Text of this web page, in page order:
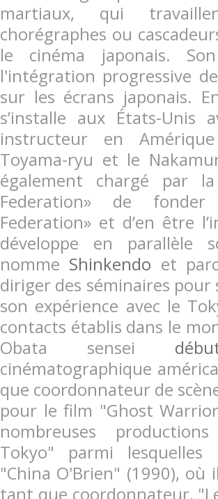
martiaux, qui
chorégraphes ou
le cinéma japonais.
l'intégration progressive
sur les écrans japonais.
s’installe aux États-
instructeur en
Toyama-ryu et le
également chargé par
Federation» de
Federation» et d’en être
développe en parallèle
nomme Shinkendo et
diriger des séminaires pour
son expérience avec le
contacts établis dans le
Obata sensei
cinématographique
que coordonnateur de
pour le film "Ghost
nombreuses
Tokyo" parmi lesquelles
"China O'Brien" (1990), où
tant que coordonnateur,